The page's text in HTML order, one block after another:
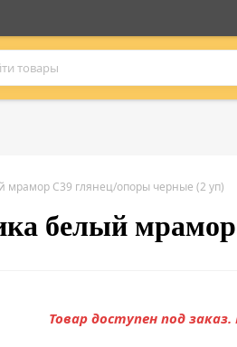
мрамор C39 глянец/опоры черные (2 уп)
белый
Товар доступен под